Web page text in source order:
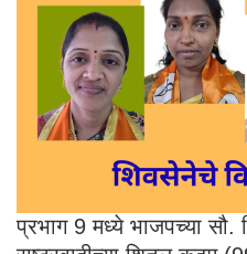
प्रभाग 9 मध्ये भाजपच्या सौ.